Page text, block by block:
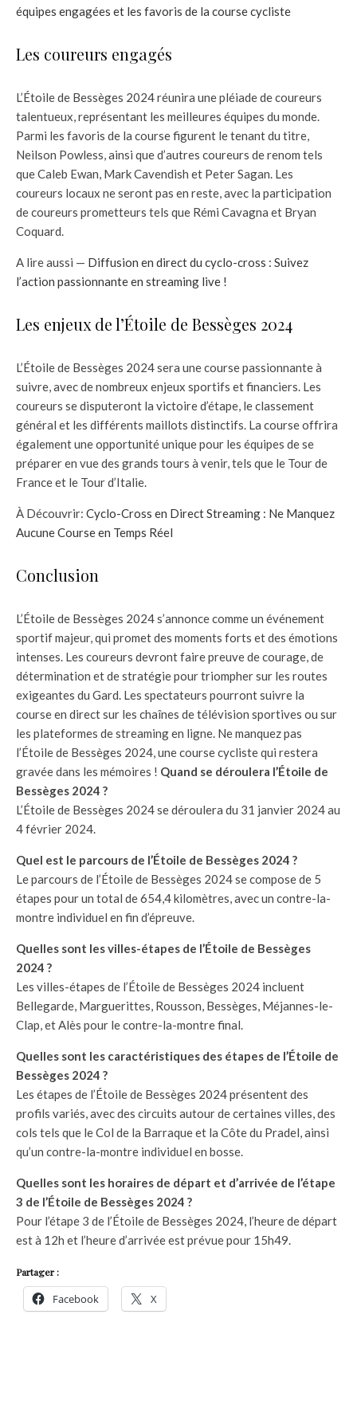
équipes engagées et les favoris de la course cycliste
Les coureurs engagés
L’Étoile de Bessèges 2024 réunira une pléiade de coureurs
talentueux, représentant les meilleures équipes du monde.
Parmi les favoris de la course figurent le tenant du titre,
Neilson Powless, ainsi que d’autres coureurs de renom tels
que Caleb Ewan, Mark Cavendish et Peter Sagan. Les
coureurs locaux ne seront pas en reste, avec la participation
de coureurs prometteurs tels que Rémi Cavagna et Bryan
Coquard.
A lire aussi — Diffusion en direct du cyclo-cross : Suivez
l’action passionnante en streaming live !
Les enjeux de l’Étoile de Bessèges 2024
L’Étoile de Bessèges 2024 sera une course passionnante à
suivre, avec de nombreux enjeux sportifs et financiers. Les
coureurs se disputeront la victoire d’étape, le classement
général et les différents maillots distinctifs. La course offrira
également une opportunité unique pour les équipes de se
préparer en vue des grands tours à venir, tels que le Tour de
France et le Tour d’Italie.
À Découvrir: Cyclo-Cross en Direct Streaming : Ne Manquez
Aucune Course en Temps Réel
Conclusion
L’Étoile de Bessèges 2024 s’annonce comme un événement
sportif majeur, qui promet des moments forts et des émotions
intenses. Les coureurs devront faire preuve de courage, de
détermination et de stratégie pour triompher sur les routes
exigeantes du Gard. Les spectateurs pourront suivre la
course en direct sur les chaînes de télévision sportives ou sur
les plateformes de streaming en ligne. Ne manquez pas
l’Étoile de Bessèges 2024, une course cycliste qui restera
gravée dans les mémoires ! Quand se déroulera l’Étoile de
Bessèges 2024 ?
L’Étoile de Bessèges 2024 se déroulera du 31 janvier 2024 au
4 février 2024.
Quel est le parcours de l’Étoile de Bessèges 2024 ?
Le parcours de l’Étoile de Bessèges 2024 se compose de 5
étapes pour un total de 654,4 kilomètres, avec un contre-la-
montre individuel en fin d’épreuve.
Quelles sont les villes-étapes de l’Étoile de Bessèges
2024 ?
Les villes-étapes de l’Étoile de Bessèges 2024 incluent
Bellegarde, Marguerittes, Rousson, Bessèges, Méjannes-le-
Clap, et Alès pour le contre-la-montre final.
Quelles sont les caractéristiques des étapes de l’Étoile de
Bessèges 2024 ?
Les étapes de l’Étoile de Bessèges 2024 présentent des
profils variés, avec des circuits autour de certaines villes, des
cols tels que le Col de la Barraque et la Côte du Pradel, ainsi
qu’un contre-la-montre individuel en bosse.
Quelles sont les horaires de départ et d’arrivée de l’étape
3 de l’Étoile de Bessèges 2024 ?
Pour l’étape 3 de l’Étoile de Bessèges 2024, l’heure de départ
est à 12h et l’heure d’arrivée est prévue pour 15h49.
Partager :
Facebook X